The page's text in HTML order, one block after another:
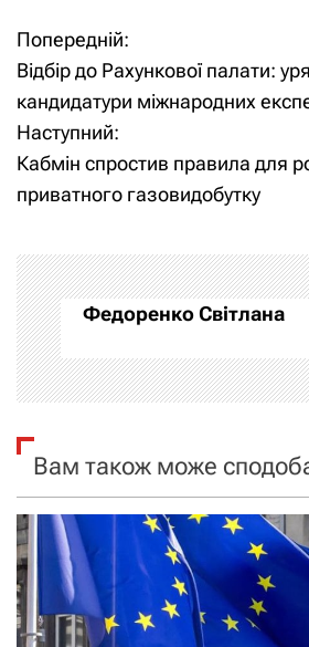
Н
а
в
і
а
ц
і
а
п
и
Попередній:
Відбір до Рахункової палати:
кандидатури міжнародних
Наступний:
Кабмін спростив правила для
приватного газовидобутку
Федоренко Світлана
Вам також може